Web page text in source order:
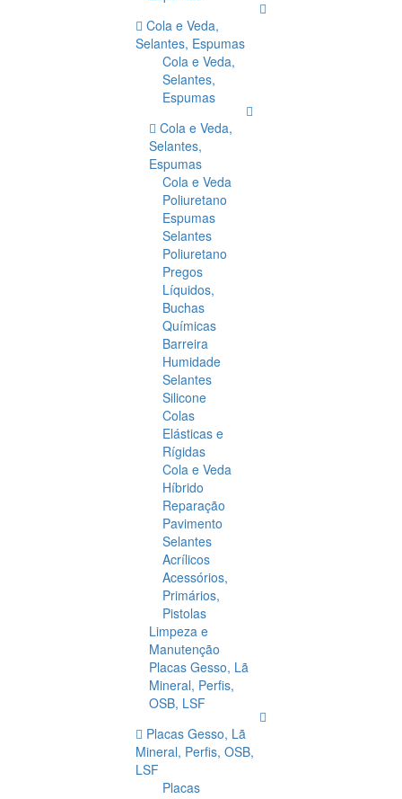
Cola e Veda,
Selantes, Espumas
Cola e Veda,
Selantes,
Espumas
Cola e Veda,
Selantes,
Espumas
Cola e Veda
Poliuretano
Espumas
Selantes
Poliuretano
Pregos
Líquidos,
Buchas
Químicas
Barreira
Humidade
Selantes
Silicone
Colas
Elásticas e
Rígidas
Cola e Veda
Híbrido
Reparação
Pavimento
Selantes
Acrílicos
Acessórios,
Primários,
Pistolas
Limpeza e
Manutenção
Placas Gesso, Lã
Mineral, Perfis,
OSB, LSF
Placas Gesso, Lã
Mineral, Perfis, OSB,
LSF
Placas